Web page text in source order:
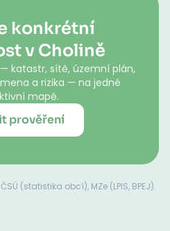
konkrétní
v Cholině
katastr, sítě, územní plán,
a rizika — na jedné
mapě.
prověření
(statistika obcí), MZe (LPIS, BPEJ).